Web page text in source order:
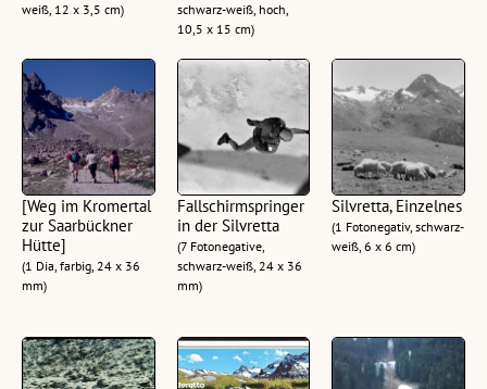
weiß, 12 x 3,5 cm)
schwarz-weiß, hoch,
10,5 x 15 cm)
[Weg im Kromertal
zur Saarbückner
Hütte]
(1 Dia, farbig, 24 x 36
mm)
Fallschirmspringer
in der Silvretta
(7 Fotonegative,
schwarz-weiß, 24 x 36
mm)
Silvretta, Einzelnes
(1 Fotonegativ, schwarz-
weiß, 6 x 6 cm)